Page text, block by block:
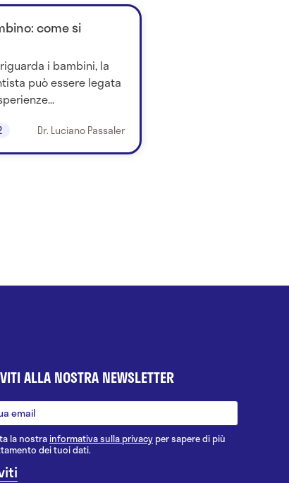
come si
i bambini, la
può essere legata
Dr. Luciano Passaler
ALLA NOSTRA NEWSLETTER
la nostrainformativa sulla privacy per sapere di più
dei tuoi dati.